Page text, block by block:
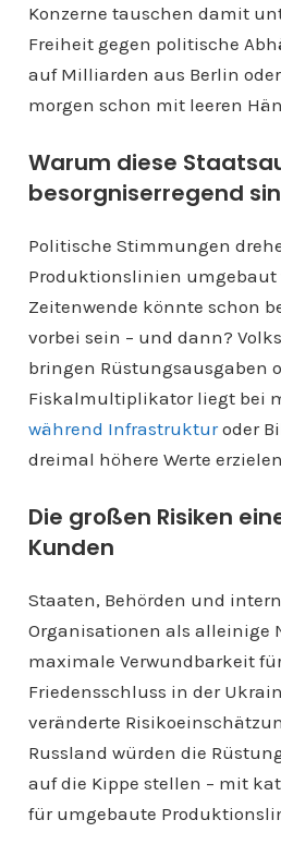
Konzerne tauschen damit
Freiheit gegen politische
auf Milliarden aus Berlin
morgen schon mit leeren
Warum diese
besorgniserregend
Politische Stimmungen
Produktionslinien umgebaut
Zeitenwende könnte schon
vorbei sein – und dann?
bringen Rüstungsausgaben
Fiskalmultiplikator liegt bei
während Infrastrukturoder
dreimal höhere Werte
Die großen Risiken
Kunden
Staaten, Behörden und
Organisationen als alleinige
maximale Verwundbarkeit
Friedensschluss in der
veränderte
Russland würden die
auf die Kippe stellen – mit
für umgebaute